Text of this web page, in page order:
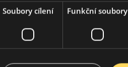
Soubory cílení Funkční soubory